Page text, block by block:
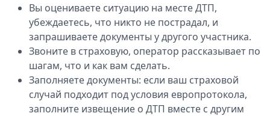
Вы оцениваете ситуацию на месте ДТП,
убеждаетесь, что никто не пострадал, и
запрашиваете документы у другого участника.
Звоните в страховую, оператор рассказывает по
шагам, что и как вам сделать.
Заполняете документы: если ваш страховой
случай подходит под условия европротокола,
заполните извещение о ДТП вместе с другим